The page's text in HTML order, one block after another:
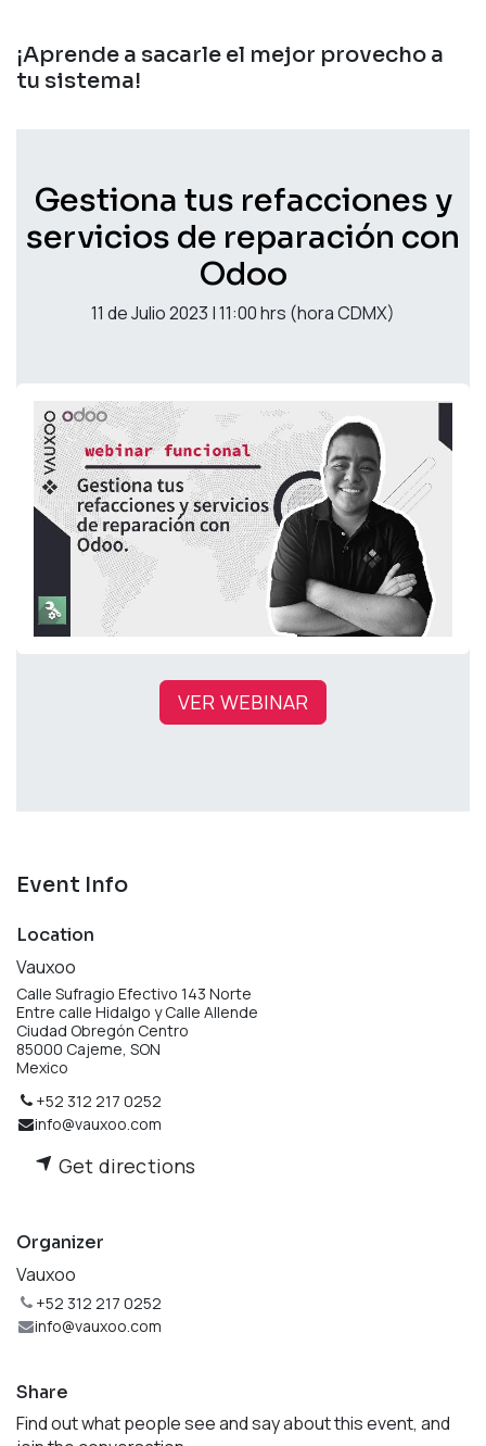
¡Aprende a sacarle el mejor provecho a
tu sistema!
Gestiona tus refacciones y
servicios de reparación con
Odoo
11 de Julio 2023 | 11:00 hrs (hora CDMX)
VER WEBINAR
Event Info
Location
Vauxoo
Calle Sufragio Efectivo 143 Norte
Entre calle Hidalgo y Calle Allende
Ciudad Obregón Centro
85000 Cajeme, SON
Mexico
+52 312 217 0252
info@vauxoo.com
Get directions
Organizer
Vauxoo
+52 312 217 0252
info@vauxoo.com
Share
Find out what people see and say about this event, and